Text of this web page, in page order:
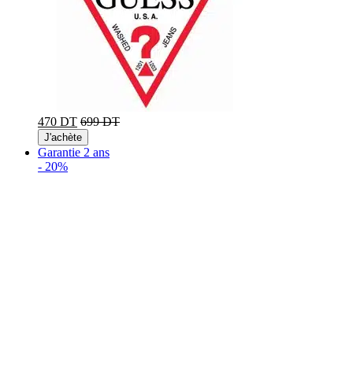
470 DT 699 DT
J'achète
Garantie 2 ans
- 20%